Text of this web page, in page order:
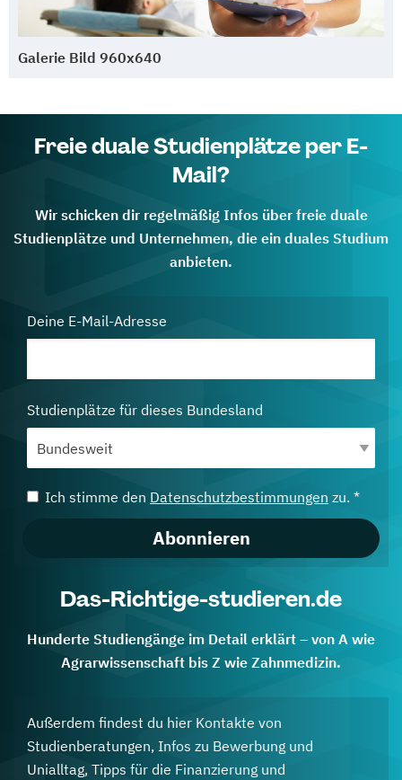
Galerie Bild 960x640
Freie duale Studienplätze per E-
Mail?
Wir schicken dir regelmäßig Infos über freie duale
Studienplätze und Unternehmen, die ein duales Studium
anbieten.
Deine E-Mail-Adresse
Studienplätze für dieses Bundesland
Ich stimme den Datenschutzbestimmungen zu. *
Abonnieren
Das-Richtige-studieren.de
Hunderte Studiengänge im Detail erklärt – von A wie
Agrarwissenschaft bis Z wie Zahnmedizin.
Außerdem findest du hier Kontakte von
Studienberatungen, Infos zu Bewerbung und
Unialltag, Tipps für die Finanzierung und